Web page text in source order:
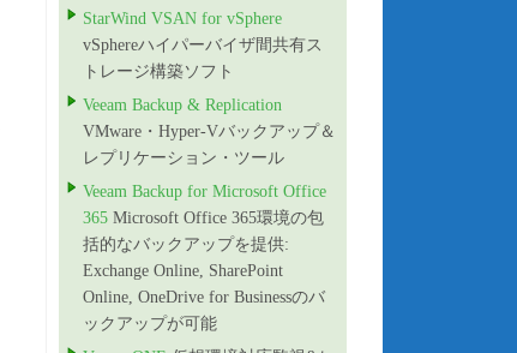
StarWind VSAN for vSphere
vSphereハイパーバイザ間共有ス
トレージ構築ソフト
Veeam Backup & Replication
VMware・Hyper-Vバックアップ＆
レプリケーション・ツール
Veeam Backup for Microsoft Office
365 Microsoft Office 365環境の包
括的なバックアップを提供:
Exchange Online, SharePoint
Online, OneDrive for Businessのバ
ックアップが可能